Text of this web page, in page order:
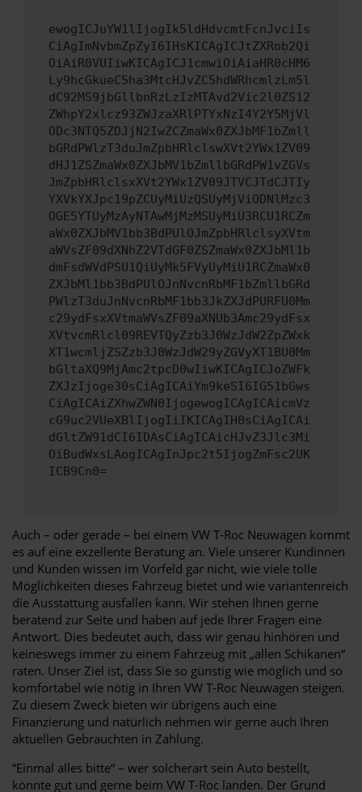
ewogICJuYW1lIjogIk5ldHdvcmtFcnJvciIs
CiAgImNvbmZpZyI6IHsKICAgICJtZXRob2Qi
OiAiR0VUIiwKICAgICJ1cmwiOiAiaHR0cHM6
Ly9hcGkueC5ha3MtcHJvZC5hdWRhcmlzLm5l
dC92MS9jbGllbnRzLzIzMTAvd2Vic2l0ZS12
ZWhpY2xlcz93ZWJzaXRlPTYxNzI4Y2Y5MjVl
ODc3NTQ5ZDJjN2IwZCZmaWx0ZXJbMF1bZmll
bGRdPWlzT3duJmZpbHRlclswXVt2YWx1ZV09
dHJ1ZSZmaWx0ZXJbMV1bZmllbGRdPW1vZGVs
JmZpbHRlclsxXVt2YWx1ZV09JTVCJTdCJTIy
YXVkYXJpc19pZCUyMiUzQSUyMjViODNlMzc3
OGE5YTUyMzAyNTAwMjMzMSUyMiU3RCU1RCZm
aWx0ZXJbMV1bb3BdPUlOJmZpbHRlclsyXVtm
aWVsZF09dXNhZ2VTdGF0ZSZmaWx0ZXJbMl1b
dmFsdWVdPSU1QiUyMk5FVyUyMiU1RCZmaWx0
ZXJbMl1bb3BdPUlOJnNvcnRbMF1bZmllbGRd
PWlzT3duJnNvcnRbMF1bb3JkZXJdPURFU0Mm
c29ydFsxXVtmaWVsZF09aXNUb3Amc29ydFsx
XVtvcmRlcl09REVTQyZzb3J0WzJdW2ZpZWxk
XT1wcmljZSZzb3J0WzJdW29yZGVyXT1BU0Mm
bGltaXQ9MjAmc2tpcD0wIiwKICAgICJoZWFk
ZXJzIjoge30sCiAgICAiYm9keSI6IG51bGws
CiAgICAiZXhwZWN0IjogewogICAgICAicmVz
cG9uc2VUeXBlIjogIiIKICAgIH0sCiAgICAi
dGltZW91dCI6IDAsCiAgICAicHJvZ3Jlc3Mi
OiBudWxsLAogICAgInJpc2t5IjogZmFsc2UK
ICB9Cn0=
Auch – oder gerade – bei einem VW T-Roc Neuwagen kommt
es auf eine exzellente Beratung an. Viele unserer Kundinnen
und Kunden wissen im Vorfeld gar nicht, wie viele tolle
Möglichkeiten dieses Fahrzeug bietet und wie variantenreich
die Ausstattung ausfallen kann. Wir stehen Ihnen gerne
beratend zur Seite und haben auf jede Ihrer Fragen eine
Antwort. Dies bedeutet auch, dass wir genau hinhören und
keineswegs immer zu einem Fahrzeug mit „allen Schikanen“
raten. Unser Ziel ist, dass Sie so günstig wie möglich und so
komfortabel wie nötig in Ihren VW T-Roc Neuwagen steigen.
Zu diesem Zweck bieten wir übrigens auch eine
Finanzierung und natürlich nehmen wir gerne auch Ihren
aktuellen Gebrauchten in Zahlung.
“Einmal alles bitte“ – wer solcherart sein Auto bestellt,
könnte gut und gerne beim VW T-Roc landen. Der Grund